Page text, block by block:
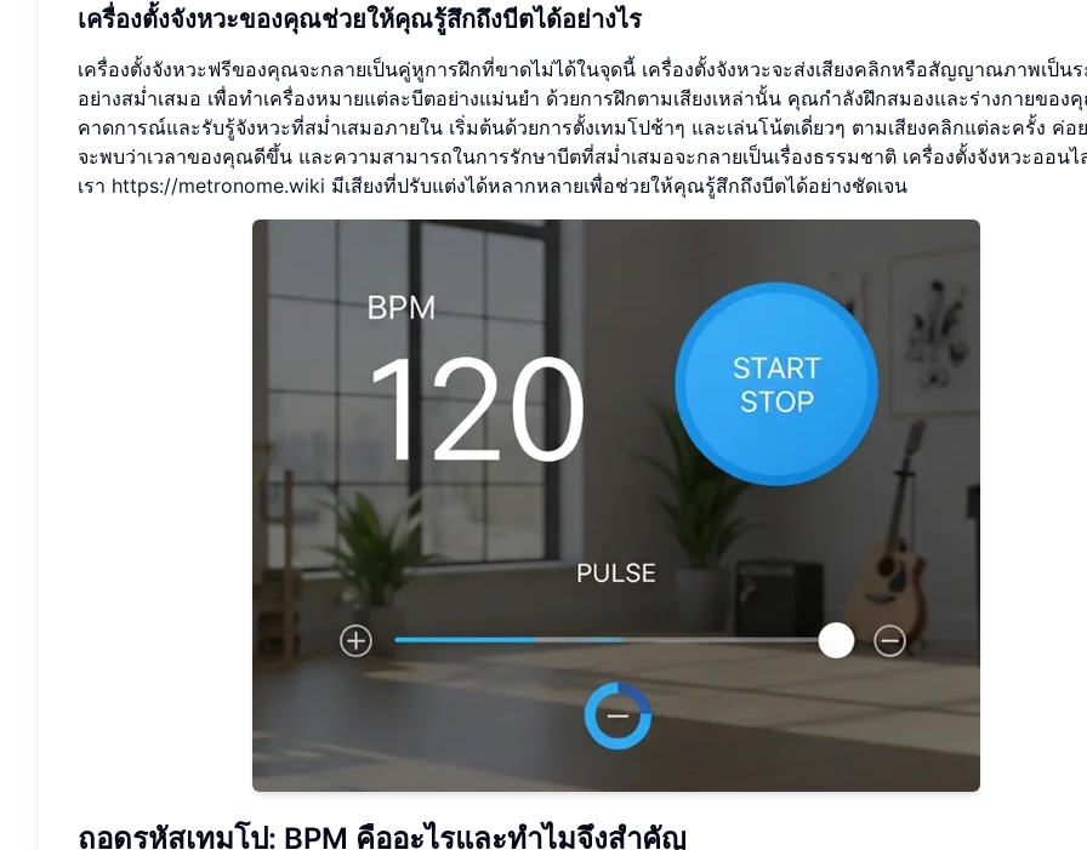
เครื่องตั้งจังหวะของคุณช่วยให้คุณรู้สึกถึงบีตได้อย่างไร
เครื่องตั้งจังหวะฟรีของคุณจะกลายเป็นคู่หูการฝึกที่ขาดไม่ได้ในจุดนี้ เครื่องตั้งจังหวะจะส่งเสียงคลิกหรือสัญญาณภาพเป็นร
อย่างสม่ำเสมอ เพื่อทำเครื่องหมายแต่ละบีตอย่างแม่นยำ ด้วยการฝึกตามเสียงเหล่านั้น คุณกำลังฝึกสมองและร่างกายของ
คาดการณ์และรับรู้จังหวะที่สม่ำเสมอภายใน เริ่มต้นด้วยการตั้งเทมโปช้าๆ และเล่นโน้ตเดี่ยวๆ ตามเสียงคลิกแต่ละครั้ง ค่
จะพบว่าเวลาของคุณดีขึ้น และความสามารถในการรักษาบีตที่สม่ำเสมอจะกลายเป็นเรื่องธรรมชาติ เครื่องตั้งจังหวะออนไ
เรา https://metronome.wiki มีเสียงที่ปรับแต่งได้หลากหลายเพื่อช่วยให้คุณรู้สึกถึงบีตได้อย่างชัดเจน
ถอดรหัสเทมโป: BPM คืออะไรและทำไมจึงสำคัญ